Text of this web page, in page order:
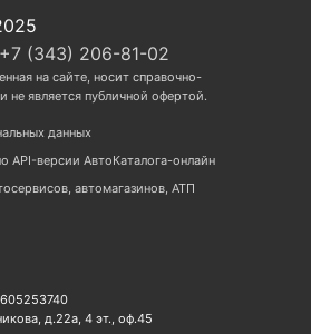
+7 (343) 206-81-02
на сайте, носит справочно-
не является публичной офертой.
данных
API-версии АвтоКаталога-онлайн
автомагазинов, АТП
д.22а, 4 эт., оф.45